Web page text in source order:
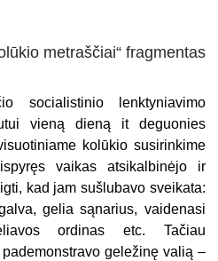
metraščiai“ fragmentas
socialistinio lenktyniavimo
vieną dieną it deguonies
kolūkio susirinkime
vaikas atsikalbinėjo ir
kad jam sušlubavo sveikata:
gelia sąnarius, vaidenasi
ordinas etc. Tačiau
geležinę valią –